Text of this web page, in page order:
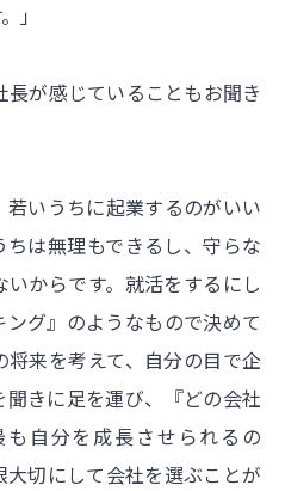
」
が感じていることもお聞き
若いうちに起業するのがいい
は無理もできるし、守らな
からです。就活をするにし
グ』のようなもので決めて
来を考えて、自分の目で企
きに足を運び、『どの会社
自分を成長させられるの
切にして会社を選ぶことが